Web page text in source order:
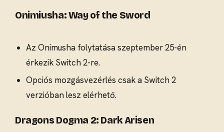
Onimiusha: Way of the Sword
Az Onimusha folytatása szeptember 25-én
érkezik Switch 2-re.
Opciós mozgásvezérlés csak a Switch 2
verzióban lesz elérhető.
Dragons Dogma 2: Dark Arisen